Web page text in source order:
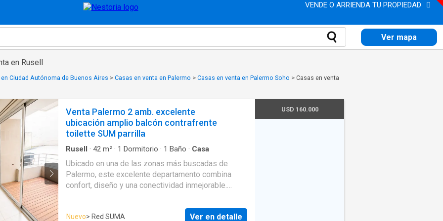
VENDE O ARRIENDA TU PROPIEDAD
Ver mapa
en Rusell
Ciudad Autónoma de Buenos Aires > Casas en venta en Palermo > Casas en venta en Palermo Soho > Casas en venta
Venta Palermo 2 amb. excelente
ubicación amplio balcón contrafrente
toilette SUM parrilla
Rusell · 42 m² · 1 Dormitorio · 1 Baño · Casa
Ubicado en una de las zonas más buscadas de
Palermo, este excelente departamento combina
confort, diseño y una conectividad inmejorable.
Santa Fe, Sarmiento, Libertador y Int. Bullrich, ofrece
acceso inmediato a múltiples medios de transporte,
Nuevo> Red SUMA Ver en detalle
USD 160.000